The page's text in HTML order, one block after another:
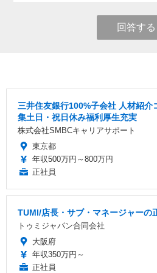
回答する
三井住友銀行100%子会社 人材紹介
集土日・祝日休み福利厚生充実
株式会社SMBCキャリアサポート
東京都
年収500万円～800万円
正社員
TUMI/店長・サブ・マネージャーの
トゥミジャパン合同会社
大阪府
年収350万円～
正社員